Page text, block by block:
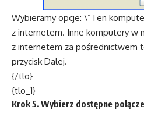
Wybieramy opcje: \”Ten
z internetem. Inne komputery w
z internetem za pośrednictwem
przycisk Dalej.
{/tlo}
{tlo_1}
Krok 5. Wybierz dostępne